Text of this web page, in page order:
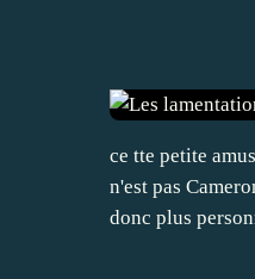
ce tte petite
n'est pas
donc plus